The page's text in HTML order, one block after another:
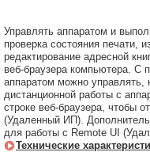
Управлять аппаратом и
проверка состояния печати,
редактирование адресной
веб-браузера компьютера. С
аппаратом можно управлять,
дистанционной работы с
строке веб-браузера, чтобы
(Удаленный ИП).
для работы с Remote UI
Технические